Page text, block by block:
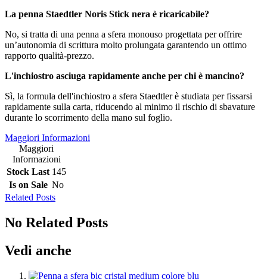
La penna Staedtler Noris Stick nera è ricaricabile?
No, si tratta di una penna a sfera monouso progettata per offrire
un’autonomia di scrittura molto prolungata garantendo un ottimo
rapporto qualità-prezzo.
L'inchiostro asciuga rapidamente anche per chi è mancino?
Sì, la formula dell'inchiostro a sfera Staedtler è studiata per fissarsi
rapidamente sulla carta, riducendo al minimo il rischio di sbavature
durante lo scorrimento della mano sul foglio.
Maggiori Informazioni
Maggiori
Informazioni
Stock Last 145
Is on Sale No
Related Posts
No Related Posts
Vedi anche